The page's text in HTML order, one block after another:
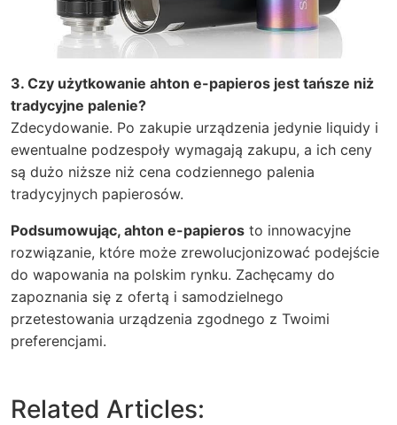
3. Czy użytkowanie ahton e-papieros jest tańsze niż
tradycyjne palenie?
Zdecydowanie. Po zakupie urządzenia jedynie liquidy i
ewentualne podzespoły wymagają zakupu, a ich ceny
są dużo niższe niż cena codziennego palenia
tradycyjnych papierosów.
Podsumowując, ahton e-papieros to innowacyjne
rozwiązanie, które może zrewolucjonizować podejście
do wapowania na polskim rynku. Zachęcamy do
zapoznania się z ofertą i samodzielnego
przetestowania urządzenia zgodnego z Twoimi
preferencjami.
Related Articles: